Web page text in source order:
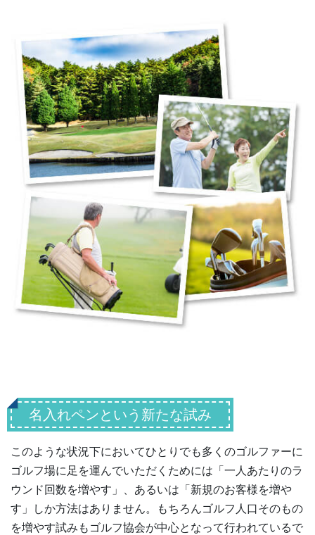
名入れペンという新たな試み
このような状況下においてひとりでも多くのゴルファーに
ゴルフ場に足を運んでいただくためには「一人あたりのラ
ウンド回数を増やす」、あるいは「新規のお客様を増や
す」しか方法はありません。もちろんゴルフ人口そのもの
を増やす試みもゴルフ協会が中心となって行われているで